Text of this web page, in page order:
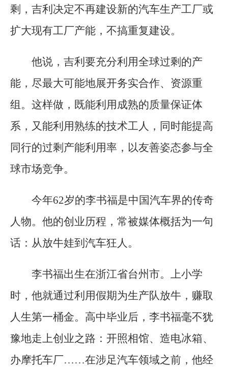
剩，吉利决定不再建设新的汽车生产工厂或
扩大现有工厂产能，不搞重复建设。
他说，吉利要充分利用全球过剩的产
能，尽最大可能地展开务实合作、资源重
组。这样做，既能利用成熟的质量保证体
系，又能利用熟练的技术工人，同时能提高
同行的过剩产能利用率，以友善姿态参与全
球市场竞争。
今年62岁的李书福是中国汽车界的传奇
人物。他的创业历程，常被媒体概括为一句
话：从放牛娃到汽车狂人。
李书福出生在浙江省台州市。上小学
时，他就通过利用假期为生产队放牛，赚取
人生第一桶金。高中毕业后，李书福毫不犹
豫地走上创业之路：开照相馆、造电冰箱、
办摩托车厂……在涉足汽车领域之前，他经